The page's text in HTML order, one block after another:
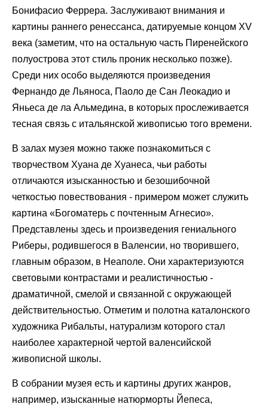
Бонифасио Феррера. Заслуживают внимания и
картины раннего ренессанса, датируемые концом XV
века (заметим, что на остальную часть Пиренейского
полуострова этот стиль проник несколько позже).
Среди них особо выделяются произведения
Фернандо де Льяноса, Паоло де Сан Леокадио и
Яньеса де ла Альмедина, в которых прослеживается
тесная связь с итальянской живописью того времени.
В залах музея можно также познакомиться с
творчеством Хуана де Хуанеса, чьи работы
отличаются изысканностью и безошибочной
четкостью повествования - примером может служить
картина «Богоматерь с почтенным Агнесио».
Представлены здесь и произведения гениального
Риберы, родившегося в Валенсии, но творившего,
главным образом, в Неаполе. Они характеризуются
световыми контрастами и реалистичностью -
драматичной, смелой и связанной с окружающей
действительностью. Отметим и полотна каталонского
художника Рибальты, натурализм которого стал
наиболее характерной чертой валенсийской
живописной школы.
В собрании музея есть и картины других жанров,
например, изысканные натюрморты Йепеса,